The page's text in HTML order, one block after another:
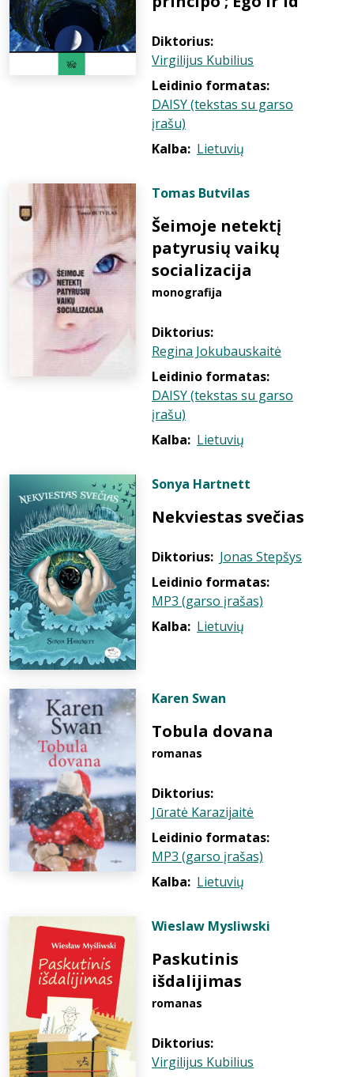
Diktorius:
Virgilijus Kubilius
Leidinio formatas:
DAISY (tekstas su garso
įrašu)
Kalba: Lietuvių
Tomas Butvilas
Šeimoje netektį
patyrusių vaikų
socializacija
monografija
Diktorius:
Regina Jokubauskaitė
Leidinio formatas:
DAISY (tekstas su garso
įrašu)
Kalba: Lietuvių
Sonya Hartnett
Nekviestas svečias
Diktorius: Jonas Stepšys
Leidinio formatas:
MP3 (garso įrašas)
Kalba: Lietuvių
Karen Swan
Tobula dovana
romanas
Diktorius:
Jūratė Karazijaitė
Leidinio formatas:
MP3 (garso įrašas)
Kalba: Lietuvių
Wieslaw Mysliwski
Paskutinis
išdalijimas
romanas
Diktorius:
Virgilijus Kubilius